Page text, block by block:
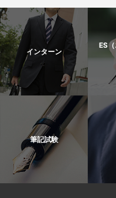
インターン
ES
筆記試験